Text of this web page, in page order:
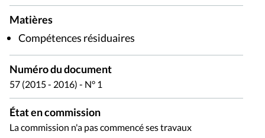
Matières
Compétences résiduaires
Numéro du document
57 (2015 - 2016) - N° 1
État en commission
La commission n'a pas commencé ses travaux